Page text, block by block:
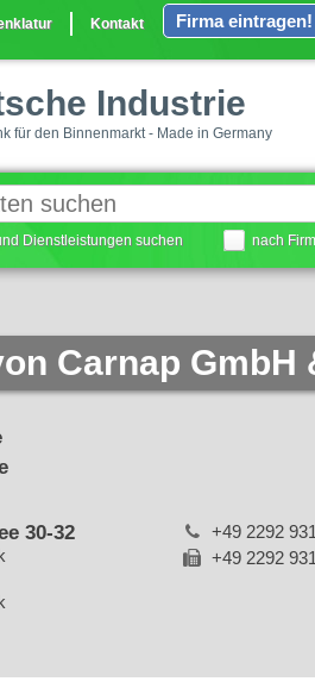
Kontakt Firma eintragen!
Industrie
für den Binnenmarkt - Made in Germany
Dienstleistungen suchen nach
Carnap GmbH
30-32
+49 2292
+49 2292